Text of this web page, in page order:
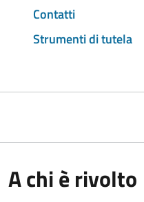
Contatti
Strumenti di tutela
A chi è rivolto